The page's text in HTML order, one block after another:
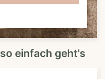
einfach geht's